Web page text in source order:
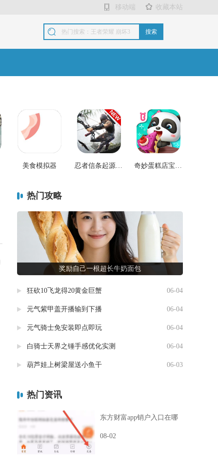
移动端 收藏本站
搜索
美食模拟器 忍者信条起源(ninja) 奇妙蛋糕店宝宝巴士最新(little panda)
热门攻略
奖励自己一根超长牛奶面包
狂砍10飞龙得20黄金巨蟹 06-04
元气紫甲盖开播输到下播 06-04
元气骑士免安装即点即玩 06-04
白骑士天界之锤手感优化实测 06-04
葫芦娃上树梁屋送小鱼干 06-03
热门资讯
东方财富app销户入口在哪
08-02